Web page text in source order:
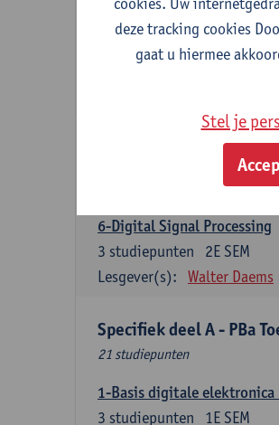
Lesgever(s): Thomas
5-Mobile Communication
5-Telecommunication 2
1E SEM
Maarten Weyn
6-Digital Signal Processing
2E SEM
3 studiepunten
Lesgever(s):
Walter Daems
Specifiek deel A - PBa
21 studiepunten
1-Basis digitale elektronica
1E SEM
3 studiepunten
deze tracking cookies
gaat u hiermee
Stel je